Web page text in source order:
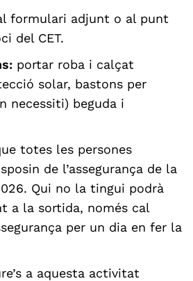
formulari adjunt o al punt
del CET.
portar roba i calçat
solar, bastons per
necessiti) beguda i
totes les persones
de l’assegurança de la
Qui no la tingui podrà
a la sortida, només cal
per un dia en fer la
a aquesta activitat